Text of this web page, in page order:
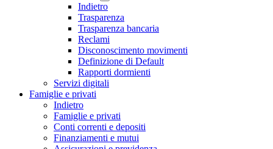
Indietro
Trasparenza
Trasparenza bancaria
Reclami
Disconoscimento movimenti
Definizione di Default
Rapporti dormienti
Servizi digitali
Famiglie e privati
Indietro
Famiglie e privati
Conti correnti e depositi
Finanziamenti e mutui